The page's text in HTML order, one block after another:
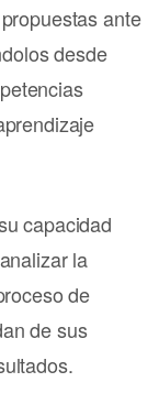
ante
desde
capacidad
la
de
de sus